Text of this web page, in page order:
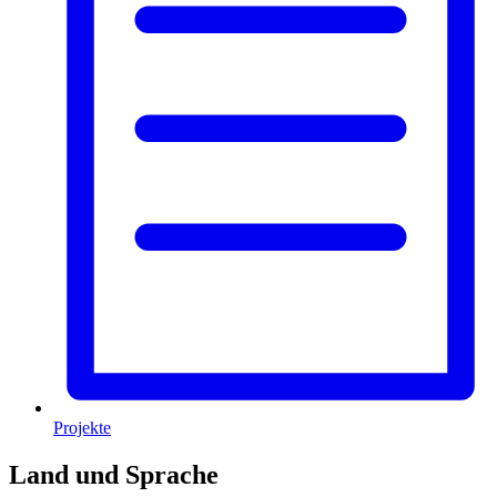
Projekte
Land und Sprache